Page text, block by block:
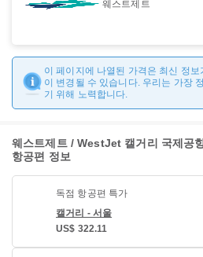
웨스트제트
이 페이지에 나열된 가격은 최신 정
이 변경될 수 있습니다. 우리는 가장
기 위해 노력합니다.
웨스트제트 / WestJet 캘거리 국제공
항공편 정보
독점 항공편 특가
캘거리 - 서울
US$ 322.11